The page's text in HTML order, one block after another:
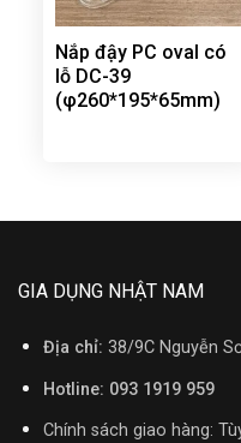
Nắp đậy PC oval có
lỗ DC-39
(φ260*195*65mm)
GIA DỤNG NHẬT NAM
Địa chỉ: 38/9C Nguyễn
Hotline: 093 1919 959
Chính sách giao hàng: